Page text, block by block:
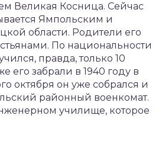
Великая Косница. Сейчас
Ямпольским и
области. Родители его
По национальности
правда, только 10
его забрали в 1940 году в
октября он уже собрался и
районный военкомат.
училище, которое